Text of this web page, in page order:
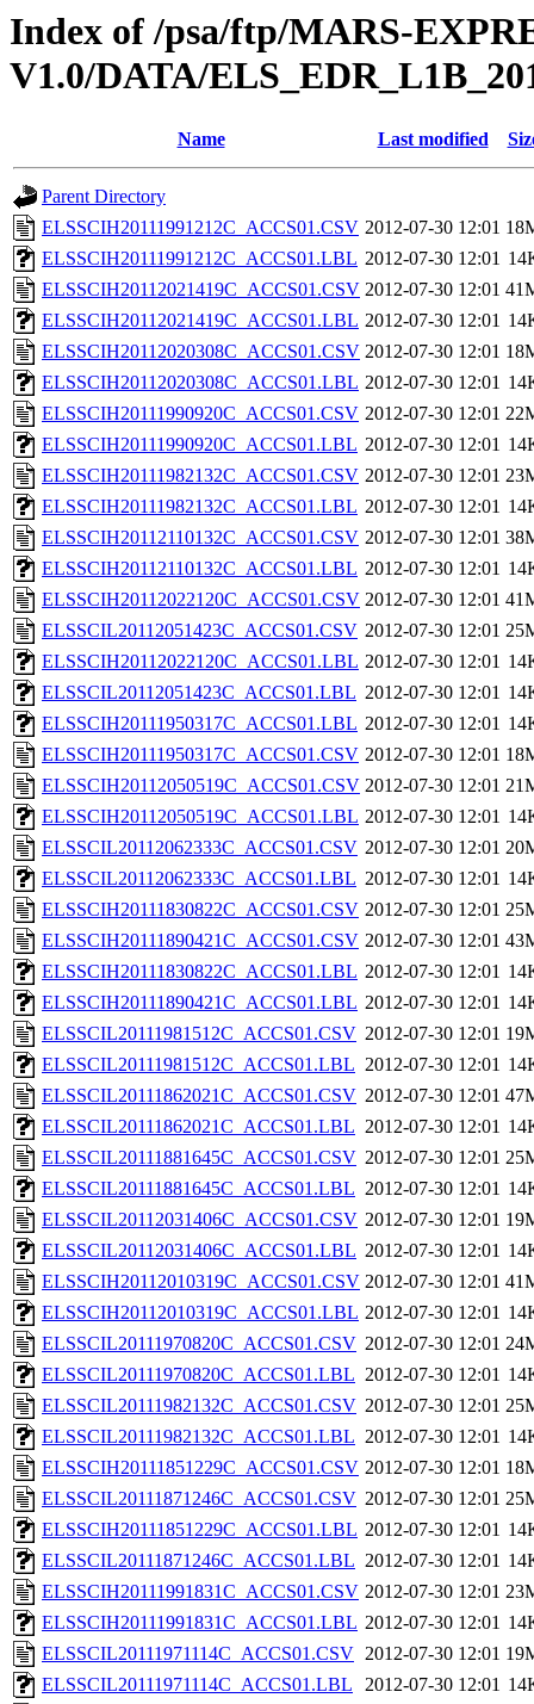
Index of /psa/ftp/MARS-
V1.0/DATA/
Name Last modified
Parent Directory
ELSSCIH20111991212C_ACCS01.CSV 2012-07-30 12:01
ELSSCIH20111991212C_ACCS01.LBL 2012-07-30 12:01
ELSSCIH20112021419C_ACCS01.CSV 2012-07-30 12:01
ELSSCIH20112021419C_ACCS01.LBL 2012-07-30 12:01
ELSSCIH20112020308C_ACCS01.CSV 2012-07-30 12:01
ELSSCIH20112020308C_ACCS01.LBL 2012-07-30 12:01
ELSSCIH20111990920C_ACCS01.CSV 2012-07-30 12:01
ELSSCIH20111990920C_ACCS01.LBL 2012-07-30 12:01
ELSSCIH20111982132C_ACCS01.CSV 2012-07-30 12:01
ELSSCIH20111982132C_ACCS01.LBL 2012-07-30 12:01
ELSSCIH20112110132C_ACCS01.CSV 2012-07-30 12:01
ELSSCIH20112110132C_ACCS01.LBL 2012-07-30 12:01
ELSSCIH20112022120C_ACCS01.CSV 2012-07-30 12:01
ELSSCIL20112051423C_ACCS01.CSV 2012-07-30 12:01
ELSSCIH20112022120C_ACCS01.LBL 2012-07-30 12:01
ELSSCIL20112051423C_ACCS01.LBL 2012-07-30 12:01
ELSSCIH20111950317C_ACCS01.LBL 2012-07-30 12:01
ELSSCIH20111950317C_ACCS01.CSV 2012-07-30 12:01
ELSSCIH20112050519C_ACCS01.CSV 2012-07-30 12:01
ELSSCIH20112050519C_ACCS01.LBL 2012-07-30 12:01
ELSSCIL20112062333C_ACCS01.CSV 2012-07-30 12:01
ELSSCIL20112062333C_ACCS01.LBL 2012-07-30 12:01
ELSSCIH20111830822C_ACCS01.CSV 2012-07-30 12:01
ELSSCIH20111890421C_ACCS01.CSV 2012-07-30 12:01
ELSSCIH20111830822C_ACCS01.LBL 2012-07-30 12:01
ELSSCIH20111890421C_ACCS01.LBL 2012-07-30 12:01
ELSSCIL20111981512C_ACCS01.CSV 2012-07-30 12:01
ELSSCIL20111981512C_ACCS01.LBL 2012-07-30 12:01
ELSSCIL20111862021C_ACCS01.CSV 2012-07-30 12:01
ELSSCIL20111862021C_ACCS01.LBL 2012-07-30 12:01
ELSSCIL20111881645C_ACCS01.CSV 2012-07-30 12:01
ELSSCIL20111881645C_ACCS01.LBL 2012-07-30 12:01
ELSSCIL20112031406C_ACCS01.CSV 2012-07-30 12:01
ELSSCIL20112031406C_ACCS01.LBL 2012-07-30 12:01
ELSSCIH20112010319C_ACCS01.CSV 2012-07-30 12:01
ELSSCIH20112010319C_ACCS01.LBL 2012-07-30 12:01
ELSSCIL20111970820C_ACCS01.CSV 2012-07-30 12:01
ELSSCIL20111970820C_ACCS01.LBL 2012-07-30 12:01
ELSSCIL20111982132C_ACCS01.CSV 2012-07-30 12:01
ELSSCIL20111982132C_ACCS01.LBL 2012-07-30 12:01
ELSSCIH20111851229C_ACCS01.CSV 2012-07-30 12:01
ELSSCIL20111871246C_ACCS01.CSV 2012-07-30 12:01
ELSSCIH20111851229C_ACCS01.LBL 2012-07-30 12:01
ELSSCIL20111871246C_ACCS01.LBL 2012-07-30 12:01
ELSSCIH20111991831C_ACCS01.CSV 2012-07-30 12:01
ELSSCIH20111991831C_ACCS01.LBL 2012-07-30 12:01
ELSSCIL20111971114C_ACCS01.CSV 2012-07-30 12:01
ELSSCIL20111971114C_ACCS01.LBL
2012-07-30 12:01